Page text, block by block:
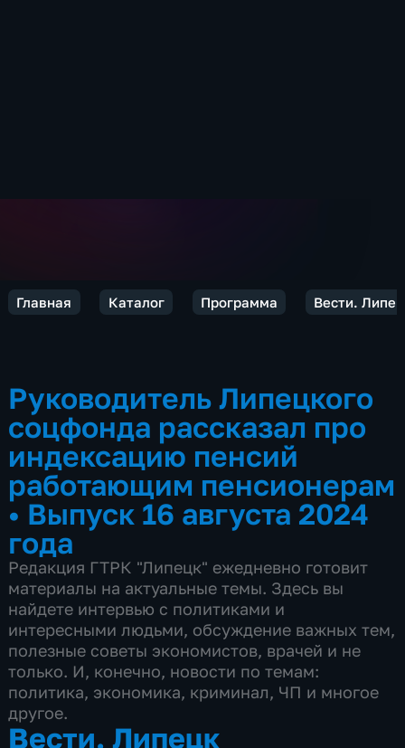
Главная Каталог Программа Вести.
Руководитель Липецкого
соцфонда рассказал про
индексацию пенсий
работающим пенсионерам
• Выпуск 16 августа 2024
года
Редакция ГТРК "Липецк" ежедневно готовит
материалы на актуальные темы. Здесь вы
найдете интервью с политиками и
интересными людьми, обсуждение важных тем,
полезные советы экономистов, врачей и не
только. И, конечно, новости по темам:
политика, экономика, криминал, ЧП и многое
другое.
Вести. Липецк